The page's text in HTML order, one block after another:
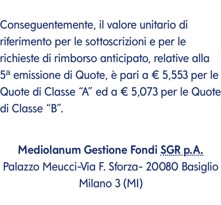
Conseguentemente, il valore unitario di
riferimento per le sottoscrizioni e per le
richieste di rimborso anticipato, relative alla
5ª emissione di Quote, è pari a € 5,553 per le
Quote di Classe “A” ed a € 5,073 per le Quote
di Classe “B”.
Mediolanum Gestione Fondi SGR p.A.
Palazzo Meucci-Via F. Sforza- 20080 Basiglio
Milano 3 (MI)